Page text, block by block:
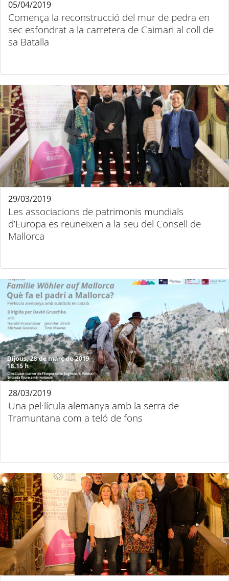
Comença la reconstrucció del mur de pedra en
sec esfondrat a la carretera de Caimari al coll de
sa Batalla
05/04/2019
Les associacions de patrimonis mundials
d’Europa es reuneixen a la seu del Consell de
Mallorca
29/03/2019
Una pel·lícula alemanya amb la serra de
Tramuntana com a teló de fons
28/03/2019